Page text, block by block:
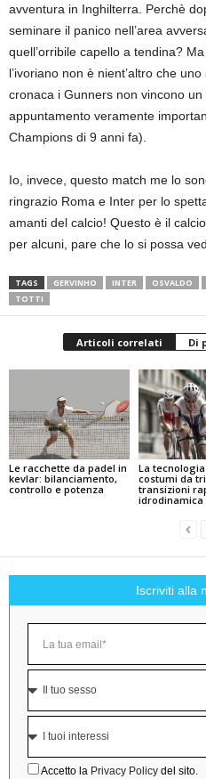
avventura in Inghilterra. Perchè
seminare il panico nell’area
quell’orribile capello a tendina?
l’ivoriano non è nient’altro che
cronaca i Gunners non vincono
appuntamento veramente
Champions di 9 anni fa).
Io, invece, questo match me lo
ringrazio Roma e Inter per lo
amanti del calcio! Questo è il
per alcuni, pare che lo si possa
TAGS GERVINHO INTER OSVALDO
TOTTI
Articoli correlati Di
Le racchette da padel in
kevlar: bilanciamento,
controllo e potenza
La
costumi da
transizioni
idrodinamica
Iscriviti alla
Accetto la Privacy Policy del sito.